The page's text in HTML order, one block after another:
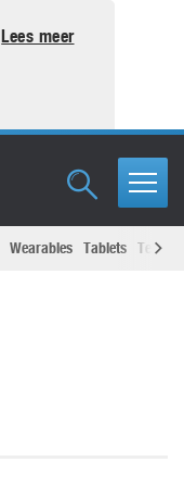
Lees meer
Wearables Tablets